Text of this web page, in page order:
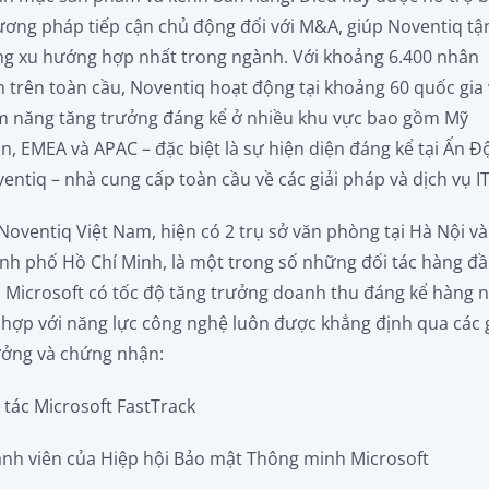
pháp tiếp cận chủ động đối với M&A, giúp Noventiq
xu hướng hợp nhất trong ngành. Với khoảng 6.400 nhân
trên toàn cầu, Noventiq hoạt động tại khoảng 60 quốc gia
năng tăng trưởng đáng kể ở nhiều khu vực bao gồm Mỹ
EMEA và APAC – đặc biệt là sự hiện diện đáng kể tại Ấn
– nhà cung cấp toàn cầu về các giải pháp và dịch vụ
Việt Nam, hiện có 2 trụ sở văn phòng tại Hà Nội và
phố Hồ Chí Minh, là một trong số những đối tác hàng
Microsoft có tốc độ tăng trưởng doanh thu đáng kể hàng
với năng lực công nghệ luôn được khẳng định qua các
và chứng nhận:
Microsoft FastTrack
viên của Hiệp hội Bảo mật Thông minh Microsoft